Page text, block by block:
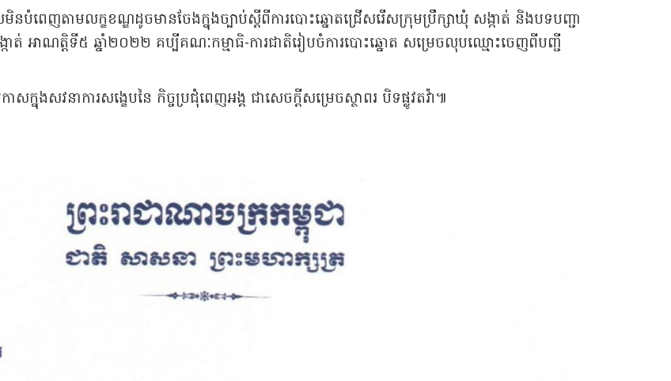
ពេញតាមលក្ខខណ្ឌដូចមានចែងក្នុងច្បាប់ស្ដីពីការបោះឆ្នោតជ្រើសរើសក្រុមប្រឹក្សាឃុំ សង្កាត់ និងបទបញ្ជា
ាត់ អាណត្តិទី៥ ឆ្នាំ២០២២ គប្បីគណៈកម្មាធិ-ការជាតិរៀបចំការបោះឆ្នោត សម្រេចលុបឈ្មោះចេញពីបញ្ជី
ក្នុងសវនាការសង្ខេបនៃ កិច្ចប្រជុំពេញអង្គ ជាសេចក្តីសម្រេចស្ថាពរ បិទផ្លូវតវ៉ា៕